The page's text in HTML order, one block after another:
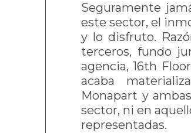
Seguramente
este sector, el
y lo disfruto.
terceros, fundo
agencia, 16th
acaba
Monapart y
sector, ni en
representadas.